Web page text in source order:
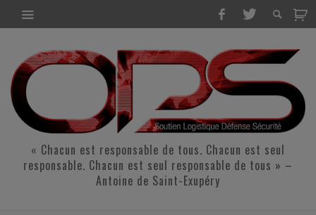
« Chacun est responsable de tous. Chacun est seul
responsable. Chacun est seul responsable de tous » –
Antoine de Saint-Exupéry